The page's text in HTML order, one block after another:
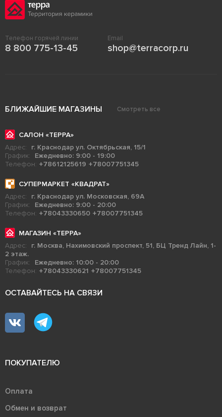
Телефон горячей линии
8 800 775-13-45
Email
shop@terracorp.ru
БЛИЖАЙШИЕ МАГАЗИНЫ Смотреть все
САЛОН «ТЕРРА»
Адрес:
г. Краснодар ул. Октябрьская, 15/1
График:
Ежедневно: 9:00 - 19:00
Телефон: +78612125619 +78007751345
СУПЕРМАРКЕТ «КВАДРАТ»
Адрес:
г. Краснодар ул. Московская, 69А
График:
Ежедневно: 9:00 - 20:00
Телефон: +78043330650 +78007751345
МАГАЗИН «ТЕРРА»
Адрес:
г. Москва, Нахимовский проспект, 51, БЦ Тренд Лайн, 1-
2 этаж.
График:
Ежедневно: 10:00 - 20:00
Телефон: +78043330621 +78007751345
ОСТАВАЙТЕСЬ НА СВЯЗИ
ПОКУПАТЕЛЮ
Оплата
Обмен и возврат